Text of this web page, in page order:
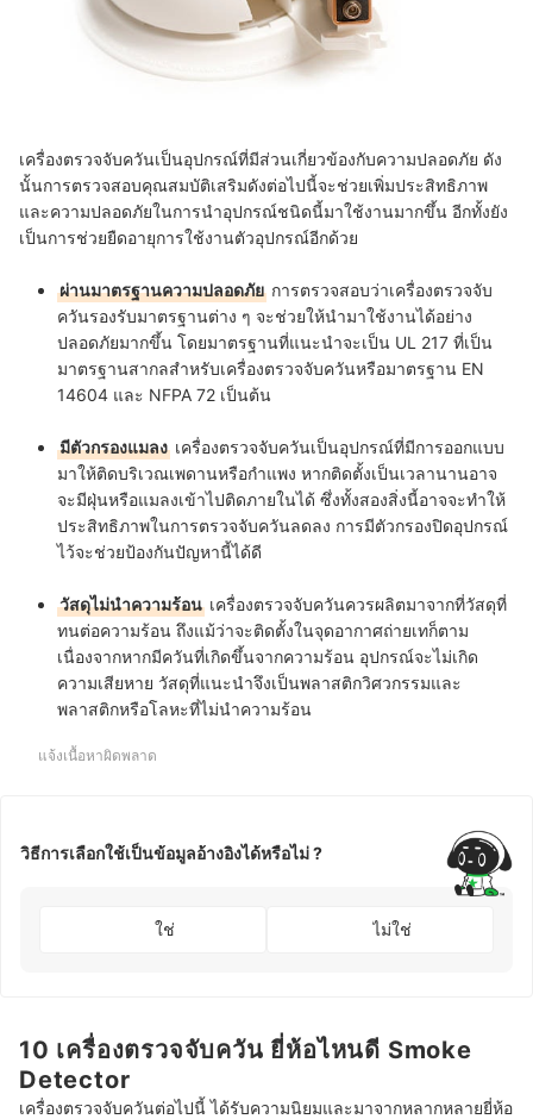
เครื่องตรวจจับควันเป็นอุปกรณ์ที่มีส่วนเกี่ยวข้องกับความปลอดภัย ดัง
นั้นการตรวจสอบคุณสมบัติเสริมดังต่อไปนี้จะช่วยเพิ่มประสิทธิภาพ
และความปลอดภัยในการนำอุปกรณ์ชนิดนี้มาใช้งานมากขึ้น อีกทั้งยัง
เป็นการช่วยยืดอายุการใช้งานตัวอุปกรณ์อีกด้วย
ผ่านมาตรฐานความปลอดภัย การตรวจสอบว่าเครื่องตรวจจับ
ควันรองรับมาตรฐานต่าง ๆ จะช่วยให้นำมาใช้งานได้อย่าง
ปลอดภัยมากขึ้น โดยมาตรฐานที่แนะนำจะเป็น UL 217 ที่เป็น
มาตรฐานสากลสำหรับเครื่องตรวจจับควันหรือมาตรฐาน EN
14604 และ NFPA 72 เป็นต้น
มีตัวกรองแมลง เครื่องตรวจจับควันเป็นอุปกรณ์ที่มีการออกแบบ
มาให้ติดบริเวณเพดานหรือกำแพง หากติดตั้งเป็นเวลานานอาจ
จะมีฝุ่นหรือแมลงเข้าไปติดภายในได้ ซึ่งทั้งสองสิ่งนี้อาจจะทำให้
ประสิทธิภาพในการตรวจจับควันลดลง การมีตัวกรองปิดอุปกรณ์
ไว้จะช่วยป้องกันปัญหานี้ได้ดี
วัสดุไม่นำความร้อน เครื่องตรวจจับควันควรผลิตมาจากที่วัสดุที่
ทนต่อความร้อน ถึงแม้ว่าจะติดตั้งในจุดอากาศถ่ายเทก็ตาม
เนื่องจากหากมีควันที่เกิดขึ้นจากความร้อน อุปกรณ์จะไม่เกิด
ความเสียหาย วัสดุที่แนะนำจึงเป็นพลาสติกวิศวกรรมและ
พลาสติกหรือโลหะที่ไม่นำความร้อน
แจ้งเนื้อหาผิดพลาด
วิธีการเลือกใช้เป็นข้อมูลอ้างอิงได้หรือไม่ ?
ใช่ ไม่ใช่
10 เครื่องตรวจจับควัน ยี่ห้อไหนดี Smoke
Detector
เครื่องตรวจจับควันต่อไปนี้ ได้รับความนิยมและมาจากหลากหลายยี่ห้อ